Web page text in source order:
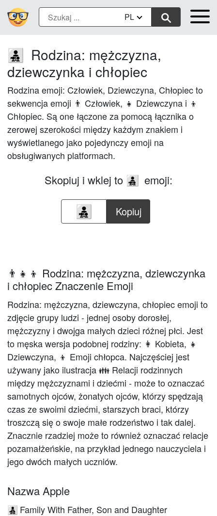
PL
👨‍👧‍👦
Rodzina: mężczyzna,
dziewczynka i chłopiec
Rodzina emoji: Człowiek, Dziewczyna, Chłopiec to
sekwencja emoji 👨 Człowiek, 👧 Dziewczyna i 👦
Chłopiec. Są one łączone za pomocą łącznika o
zerowej szerokości między każdym znakiem i
wyświetlanego jako pojedynczy emoji na
obsługiwanych platformach.
Skopiuj i wklej to 👨‍👧‍👦 emoji:
Kopiuj
👨‍👧‍👦 Rodzina: mężczyzna, dziewczynka
i chłopiec Znaczenie Emoji
Rodzina: mężczyzna, dziewczyna, chłopiec emoji to
zdjęcie grupy ludzi - jednej osoby dorosłej,
mężczyzny i dwojga małych dzieci różnej płci. Jest
to męska wersja podobnej rodziny: 👩 Kobieta, 👧
Dziewczyna, 👦 Emoji chłopca. Najczęściej jest
używany jako ilustracja 👪 Relacji rodzinnych
między mężczyznami i dziećmi - może to oznaczać
samotnych ojców, żonatych ojców, którzy spędzają
czas ze swoimi dziećmi, starszych braci, którzy
troszczą się o swoje małe rodzeństwo i tak dalej.
Znacznie rzadziej może to również oznaczać relacje
pozamałżeńskie, na przykład jednego nauczyciela i
jego dwóch małych uczniów.
Nazwa Apple
👨‍👧‍👦 Family With Father, Son and Daughter